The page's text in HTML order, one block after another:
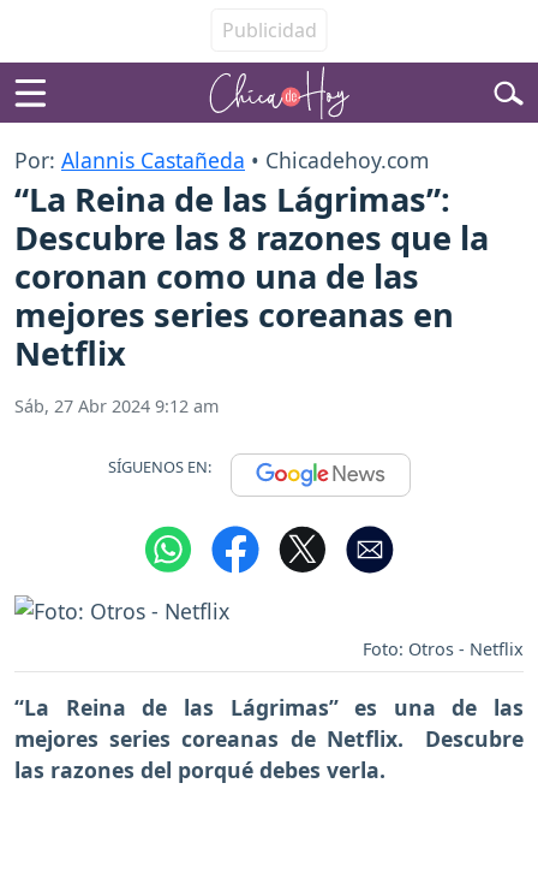
Por: Alannis Castañeda • Chicadehoy.com
“La Reina de las Lágrimas”:
Descubre las 8 razones que la
coronan como una de las
mejores series coreanas en
Netflix
Sáb, 27 Abr 2024 9:12 am
SÍGUENOS EN:
Foto: Otros - Netflix
“La Reina de las Lágrimas” es una de las
mejores series coreanas de Netflix. Descubre
las razones del porqué debes verla.